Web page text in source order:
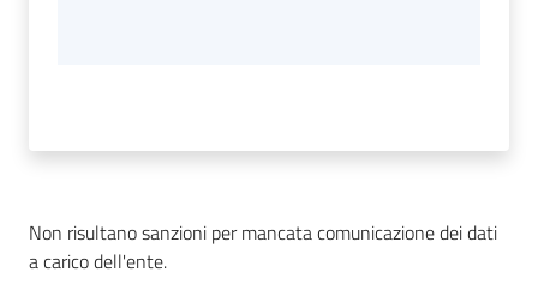
Non risultano sanzioni per mancata comunicazione dei dati
a carico dell'ente.